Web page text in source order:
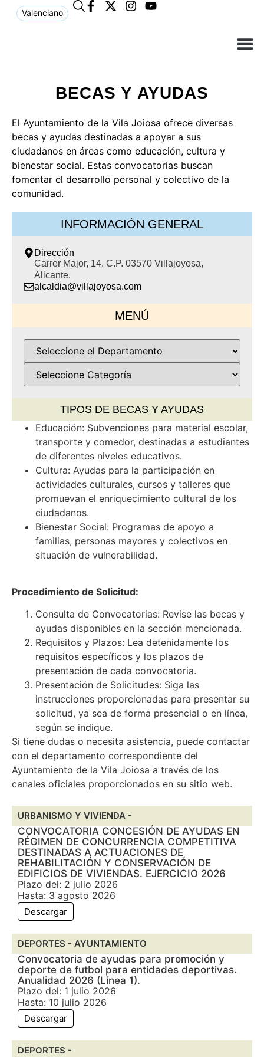
Valenciano
BECAS Y AYUDAS
El Ayuntamiento de la Vila Joiosa ofrece diversas
becas y ayudas destinadas a apoyar a sus
ciudadanos en áreas como educación, cultura y
bienestar social. Estas convocatorias buscan
fomentar el desarrollo personal y colectivo de la
comunidad.
TIPOS DE BECAS Y AYUDAS
Educación: Subvenciones para material escolar,
transporte y comedor, destinadas a estudiantes
de diferentes niveles educativos.
Cultura: Ayudas para la participación en
actividades culturales, cursos y talleres que
promuevan el enriquecimiento cultural de los
ciudadanos.
Bienestar Social: Programas de apoyo a
familias, personas mayores y colectivos en
situación de vulnerabilidad.
Procedimiento de Solicitud:
Consulta de Convocatorias: Revise las becas y
ayudas disponibles en la sección mencionada.
Requisitos y Plazos: Lea detenidamente los
requisitos específicos y los plazos de
presentación de cada convocatoria.
Presentación de Solicitudes: Siga las
instrucciones proporcionadas para presentar su
solicitud, ya sea de forma presencial o en línea,
según se indique.
Si tiene dudas o necesita asistencia, puede contactar
con el departamento correspondiente del
Ayuntamiento de la Vila Joiosa a través de los
canales oficiales proporcionados en su sitio web.
URBANISMO Y VIVIENDA -
CONVOCATORIA CONCESIÓN DE AYUDAS EN
RÉGIMEN DE CONCURRENCIA COMPETITIVA
DESTINADAS A ACTUACIONES DE
REHABILITACIÓN Y CONSERVACIÓN DE
EDIFICIOS DE VIVIENDAS. EJERCICIO 2026
Plazo del: 2 julio 2026
Hasta: 3 agosto 2026
Descargar
DEPORTES - AYUNTAMIENTO
Convocatoria de ayudas para promoción y
deporte de futbol para entidades deportivas.
Anualidad 2026 (Línea 1).
Plazo del: 1 julio 2026
Hasta: 10 julio 2026
Descargar
DEPORTES -
INFORMACIÓN GENERAL
Dirección
Carrer Major, 14. C.P. 03570 Villajoyosa,
Alicante.
alcaldia@villajoyosa.com
MENÚ